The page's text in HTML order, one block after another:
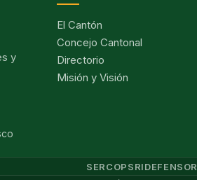
y
El Cantón
Concejo Cantonal
Directorio
Misión y Visión
SERCOPSRI